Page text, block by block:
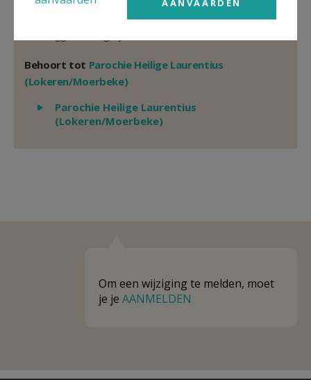
Niet gevonden wat je zocht? Hier vind je links naar de
gegevens van andere organisaties op het boven-,
Behoort tot Parochie Heilige Laurentius
(Lokeren/Moerbeke)
Weergeven
Parochie Heilige Laurentius
(Lokeren/Moerbeke)
Om een wijziging te melden, moet
je je AANMELDEN